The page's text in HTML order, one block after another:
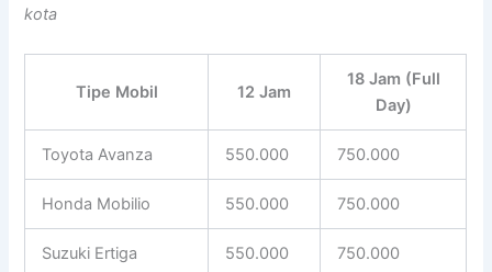
kota
Tipe Mobil 12 Jam
18 Jam (Full
Day)
Toyota Avanza 550.000 750.000
Honda Mobilio 550.000 750.000
Suzuki Ertiga 550.000 750.000